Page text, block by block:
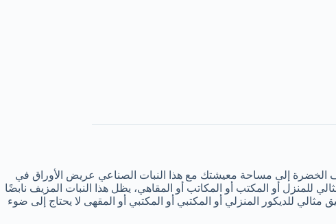
إلى مساحة معيشتك مع هذا النبات الصناعي عريض الأوراق في
أو المكتب أو المكاتب أو المقاهي، يظل هذا النبات المزيف نابضًا
للديكور المنزلي أو المكتبي أو المكتبي أو المقهى لا يحتاج إلى ضوء